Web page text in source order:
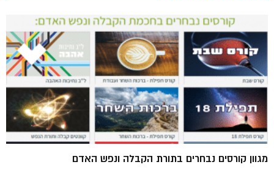
מגוון קורסים נבחרים בתורת הקבלה ונפש האדם